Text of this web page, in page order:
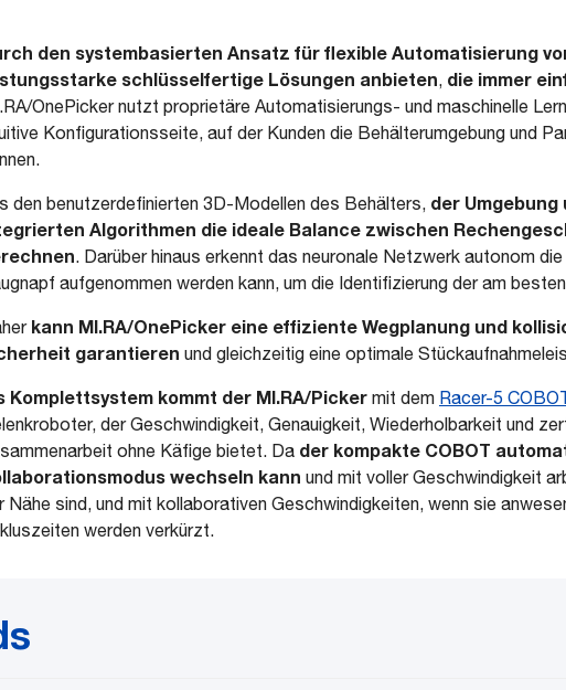
den systembasierten Ansatz für flexible Automatisierung
schlüsselfertige Lösungen anbieten, die immer
OnePicker nutzt proprietäre Automatisierungs- und maschinelle
Konfigurationsseite, auf der Kunden die Behälterumgebung und
den benutzerdefinierten 3D-Modellen des Behälters, der
Algorithmen die ideale Balance zwischen
. Darüber hinaus erkennt das neuronale Netzwerk autonom
aufgenommen werden kann, um die Identifizierung der am
kann MI.RA/OnePicker eine effiziente Wegplanung und
garantieren und gleichzeitig eine optimale
Komplettsystem kommt der MI.RA/Picker mit dem Racer-5
der Geschwindigkeit, Genauigkeit, Wiederholbarkeit und
ohne Käfige bietet. Da der kompakte COBOT
wechseln kann und mit voller Geschwindigkeit
Nähe sind, und mit kollaborativen Geschwindigkeiten, wenn sie
werden verkürzt.